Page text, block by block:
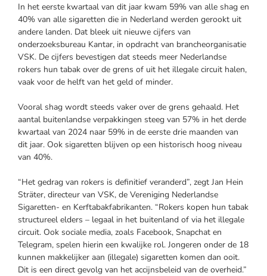
In het eerste kwartaal van dit jaar kwam 59% van alle shag en
40% van alle sigaretten die in Nederland werden gerookt uit
andere landen. Dat bleek uit nieuwe cijfers van
onderzoeksbureau Kantar, in opdracht van brancheorganisatie
VSK. De cijfers bevestigen dat steeds meer Nederlandse
rokers hun tabak over de grens of uit het illegale circuit halen,
vaak voor de helft van het geld of minder.
Vooral shag wordt steeds vaker over de grens gehaald. Het
aantal buitenlandse verpakkingen steeg van 57% in het derde
kwartaal van 2024 naar 59% in de eerste drie maanden van
dit jaar. Ook sigaretten blijven op een historisch hoog niveau
van 40%.
“Het gedrag van rokers is definitief veranderd”, zegt Jan Hein
Sträter, directeur van VSK, de Vereniging Nederlandse
Sigaretten- en Kerftabakfabrikanten. “Rokers kopen hun tabak
structureel elders – legaal in het buitenland of via het illegale
circuit. Ook sociale media, zoals Facebook, Snapchat en
Telegram, spelen hierin een kwalijke rol. Jongeren onder de 18
kunnen makkelijker aan (illegale) sigaretten komen dan ooit.
Dit is een direct gevolg van het accijnsbeleid van de overheid.”